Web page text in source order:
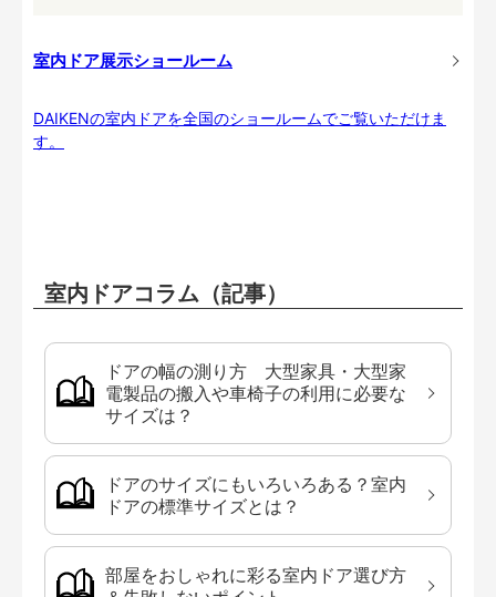
室内ドア展示ショールーム
DAIKENの室内ドアを全国のショールームでご覧いただけま
す。
室内ドアコラム（記事）
ドアの幅の測り方 大型家具・大型家
電製品の搬入や車椅子の利用に必要な
サイズは？
ドアのサイズにもいろいろある？室内
ドアの標準サイズとは？
部屋をおしゃれに彩る室内ドア選び方